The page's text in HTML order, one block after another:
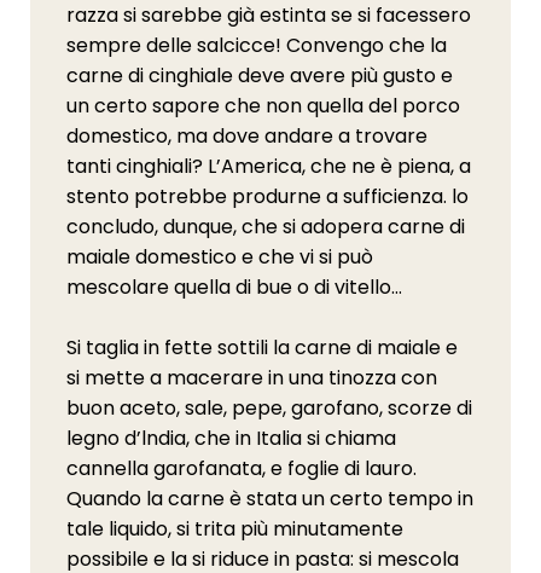
razza si sarebbe già estinta se si facessero
sempre delle salcicce! Convengo che la
carne di cinghiale deve avere più gusto e
un certo sapore che non quella del porco
domestico, ma dove andare a trovare
tanti cinghiali? L’America, che ne è piena, a
stento potrebbe produrne a sufficienza. lo
concludo, dunque, che si adopera carne di
maiale domestico e che vi si può
mescolare quella di bue o di vitello…
Si taglia in fette sottili la carne di maiale e
si mette a macerare in una tinozza con
buon aceto, sale, pepe, garofano, scorze di
legno d’lndia, che in Italia si chiama
cannella garofanata, e foglie di lauro.
Quando la carne è stata un certo tempo in
tale liquido, si trita più minutamente
possibile e la si riduce in pasta: si mescola